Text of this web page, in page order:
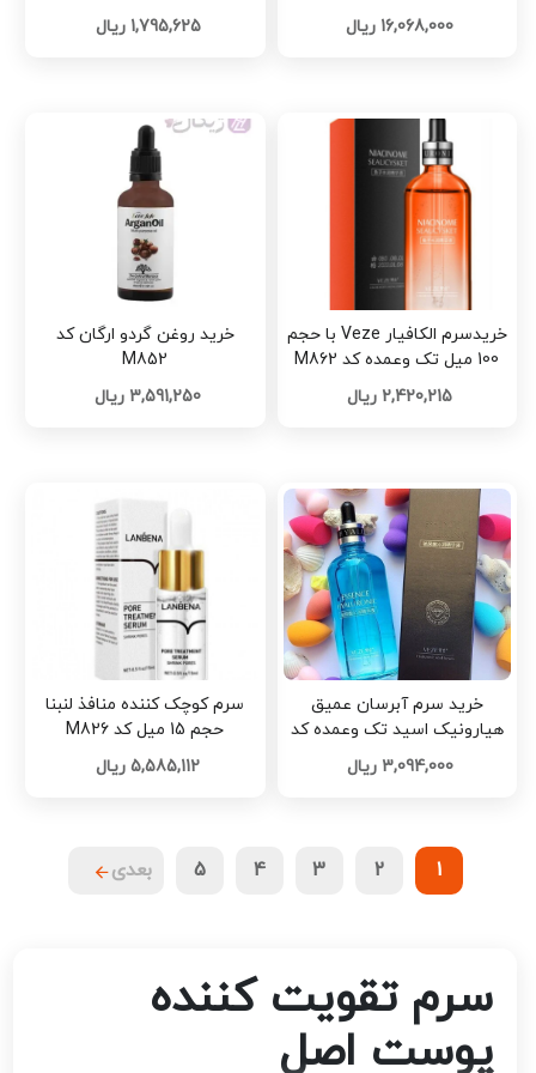
16,068,000 ریال
1,795,625 ریال
خریدسرم الکافیار Veze با حجم
100 میل تک وعمده کد M862
2,420,215 ریال
خرید روغن گردو ارگان کد
M852
3,591,250 ریال
خرید سرم آبرسان عمیق
هیارونیک اسید تک وعمده کد
M828
3,094,000 ریال
سرم کوچک کننده منافذ لنبنا
حجم 15 میل کد M826
5,585,112 ریال
1
2
3
4
5 بعدی
سرم تقویت کننده
پوست اصل